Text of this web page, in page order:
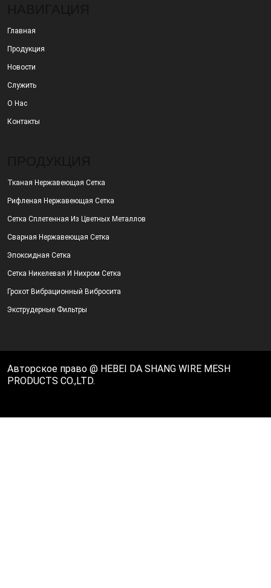
Главная
Продукция
Новости
Служить
О Нас
Контакты
Тканая Нержавеющая Сетка
Рифленая Нержавеющая Сетка
Сетка Сплетенная Из Цветных Металлов
Сварная Нержавеющая Сетка
Эпоксидная Сетка
Сетка Никелевая И Нихром Сетка
Грохот Вибрационный Вибросита
Экструдерные Фильтры
Авторское право @ HEBEI DA SHANG WIRE MESH
PRODUCTS CO.,LTD.